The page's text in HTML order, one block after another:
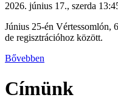
2026. június 17., szerda
Június 25-én Vértessomlón,
de regisztrációhoz között.
Bővebben
Címünk